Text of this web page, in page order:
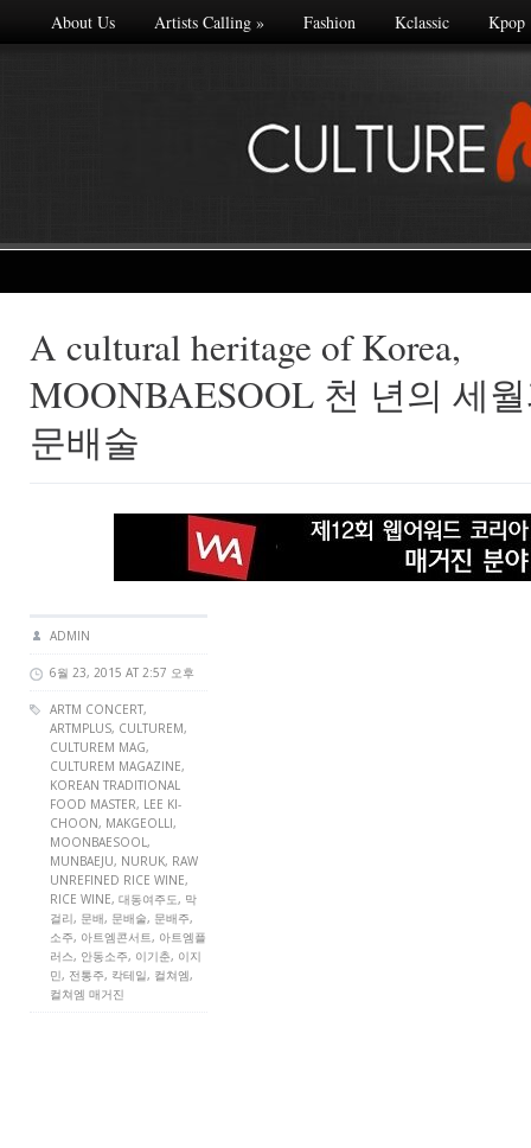
About Us Artists Calling» Fashion Kclassic Kpop
A cultural heritage of Korea,
MOONBAESOOL 천 년의 세
문배술
ADMIN
6월 23, 2015 AT 2:57 오후
ARTM CONCERT,
ARTMPLUS, CULTUREM,
CULTUREM MAG,
CULTUREM MAGAZINE,
KOREAN TRADITIONAL
FOOD MASTER, LEE KI-
CHOON, MAKGEOLLI,
MOONBAESOOL,
MUNBAEJU, NURUK, RAW
UNREFINED RICE WINE,
RICE WINE, 대동여주도, 막
걸리, 문배, 문배술, 문배주,
소주, 아트엠콘서트, 아트엠플
러스, 안동소주, 이기춘, 이지
민, 전통주, 칵테일, 컬쳐엠,
컬쳐엠 매거진
Made with
More Info